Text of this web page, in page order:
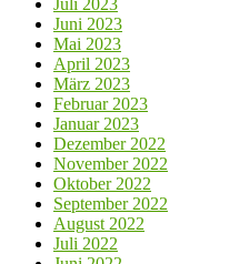
Juni 2023
Mai 2023
April 2023
März 2023
Februar 2023
Januar 2023
Dezember 2022
November 2022
Oktober 2022
September 2022
August 2022
Juli 2022